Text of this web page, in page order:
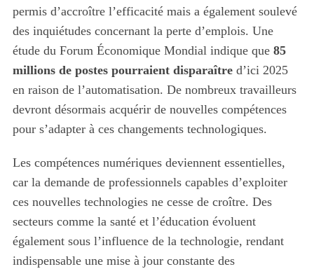
permis d’accroître l’efficacité mais a également soulevé
des inquiétudes concernant la perte d’emplois. Une
étude du Forum Économique Mondial indique que 85
millions de postes pourraient disparaîtred’ici 2025
en raison de l’automatisation. De nombreux travailleurs
devront désormais acquérir de nouvelles compétences
pour s’adapter à ces changements technologiques.
Les compétences numériques deviennent essentielles,
car la demande de professionnels capables d’exploiter
ces nouvelles technologies ne cesse de croître. Des
secteurs comme la santé et l’éducation évoluent
également sous l’influence de la technologie, rendant
indispensable une mise à jour constante des